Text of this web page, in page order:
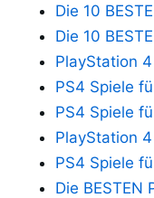
Die 10
Die 10
PlayStation
PS4 Spiele
PS4 Spiele
PlayStation
PS4 Spiele
Die BESTEN